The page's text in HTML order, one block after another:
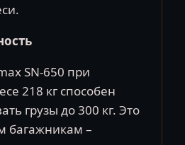
SN-650 при
218 кг способен
грузы до 300 кг. Это
багажникам –